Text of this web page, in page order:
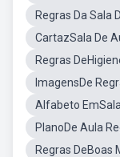
Regras Da Sala
CartazSala De
Regras
ImagensDe
Alfabeto
PlanoDe Aula
Regras DeBoas